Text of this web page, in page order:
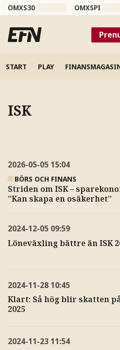
OMXS30 OMXSPI
START PLAY
ISK
2026-05-05 15:04
BÖRS OCH FINANS
Striden om ISK –
”Kan skapa en osäkerhet”
2024-12-05 09:59
Löneväxling bättre än ISK
2024-11-28 10:45
Klart: Så hög blir skatten
2025
2024-11-23 11:54